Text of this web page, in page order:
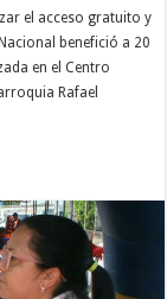
el acceso gratuito y
benefició a 20
en el Centro
Rafael